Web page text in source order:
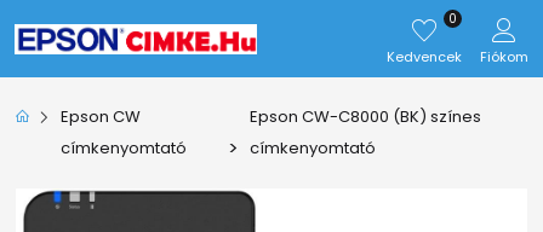
Kedvencek
0
Fiókom
Epson CW
címkenyomtató
>
Epson CW-C8000 (BK) színes
címkenyomtató